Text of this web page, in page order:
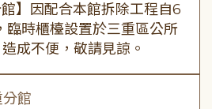
館】因配合本館拆除工程自6
臨時櫃檯設置於三重區公所
成不便，敬請見諒。
館